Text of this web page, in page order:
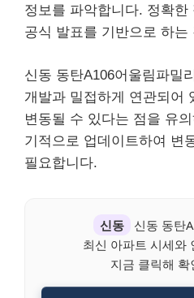
정보를 파악합니다. 정확한
공식 발표를 기반으로 하는
신동 동탄A106어울림파밀
개발과 밀접하게 연관되어
변동될 수 있다는 점을 유
기적으로 업데이트하여 변
필요합니다.
신동
신동 동탄
최신 아파트 시세와
지금 클릭해 확